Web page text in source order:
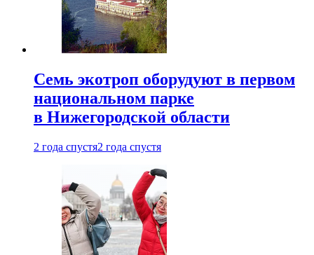
Семь экотроп оборудуют в первом
национальном парке
в Нижегородской области
2 года спустя2 года спустя